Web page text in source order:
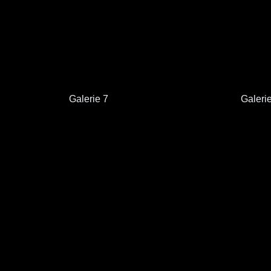
Galerie 7